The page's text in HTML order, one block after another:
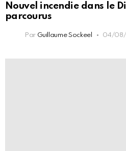
Nouvel incendie dans le
parcourus
Par Guillaume Sockeel 04/08/